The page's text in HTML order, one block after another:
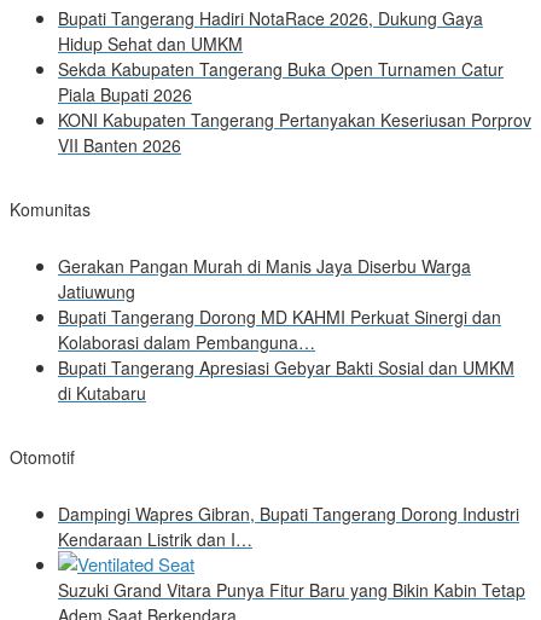
Bupati Tangerang Hadiri NotaRace 2026, Dukung Gaya
Hidup Sehat dan UMKM
Sekda Kabupaten Tangerang Buka Open Turnamen Catur
Piala Bupati 2026
KONI Kabupaten Tangerang Pertanyakan Keseriusan Porprov
VII Banten 2026
Komunitas
Gerakan Pangan Murah di Manis Jaya Diserbu Warga
Jatiuwung
Bupati Tangerang Dorong MD KAHMI Perkuat Sinergi dan
Kolaborasi dalam Pembanguna…
Bupati Tangerang Apresiasi Gebyar Bakti Sosial dan UMKM
di Kutabaru
Otomotif
Dampingi Wapres Gibran, Bupati Tangerang Dorong Industri
Kendaraan Listrik dan I…
Suzuki Grand Vitara Punya Fitur Baru yang Bikin Kabin Tetap